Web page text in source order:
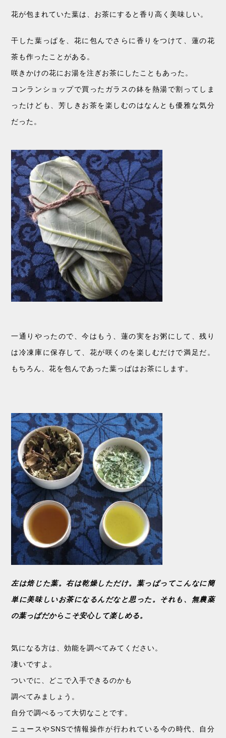
花が包まれていた葉は、お茶にすると香り高く美味しい。
干した葉っぱを、花に包んでさらに香りをつけて、蓮の花
茶も作ったことがある。
咲きかけの花にお湯を注ぎお茶にしたこともあった。
コンランショップで買ったガラスの鉢を熱湯で割ってしま
ったけども、芳しきお茶を楽しむのはなんとも優雅な気分
だった。
一通りやったので、今はもう、蓮の実をお粥にして、残り
は冷凍庫に保存して、花が咲くのを楽しむだけで満足だ。
もちろん、花を包んであった葉っぱはお茶にします。
左は焙じた葉。右は乾燥しただけ。葉っぱってこんなに簡
単に美味しいお茶になるんだなと思った。それも、無農薬
の葉っぱだからこそ安心して楽しめる。
気になる方は、効能を調べてみてください。
凄いですよ。
ついでに、どこで入手できるのかも
調べてみましょう。
自分で調べるって大切なことです。
ニュースやSNSで情報操作が行われている今の時代、自分